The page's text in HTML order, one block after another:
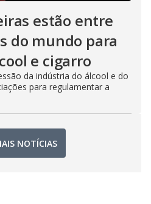
estão entre
do mundo para
e cigarro
da indústria do álcool e do
para regulamentar a
NOTÍCIAS